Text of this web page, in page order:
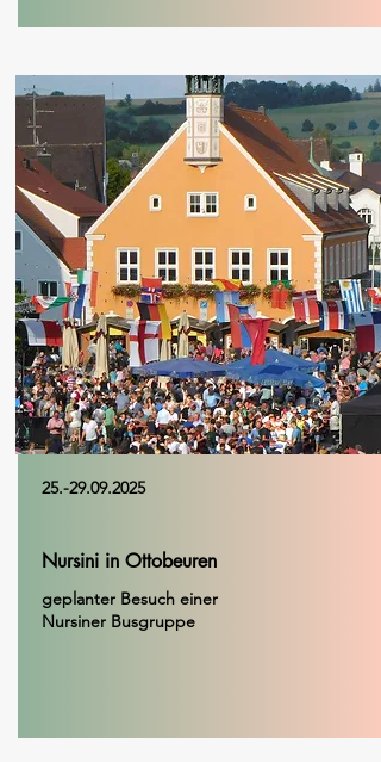
25.-29.09.2025
Nursini in Ottobeuren
geplanter Besuch einer
Nursiner Busgruppe